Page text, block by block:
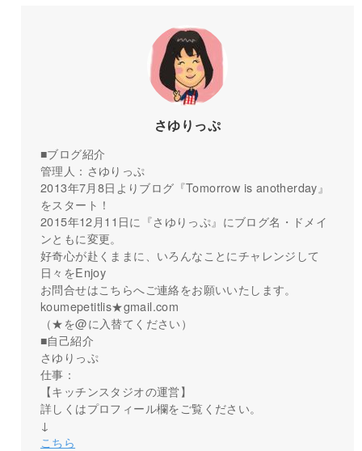
さゆりっぷ
■ブログ紹介
管理人：さゆりっぷ
2013年7月8日よりブログ『Tomorrow is anotherday』
をスタート！
2015年12月11日に『さゆりっぷ』にブログ名・ドメイ
ンともに変更。
好奇心が赴くままに、いろんなことにチャレンジして
日々をEnjoy
お問合せはこちらへご連絡をお願いいたします。
koumepetitlis★gmail.com
（★を@に入替てください）
■自己紹介
さゆりっぷ
仕事：
【キッチンスタジオの運営】
詳しくはプロフィール欄をご覧ください。
↓
こちら